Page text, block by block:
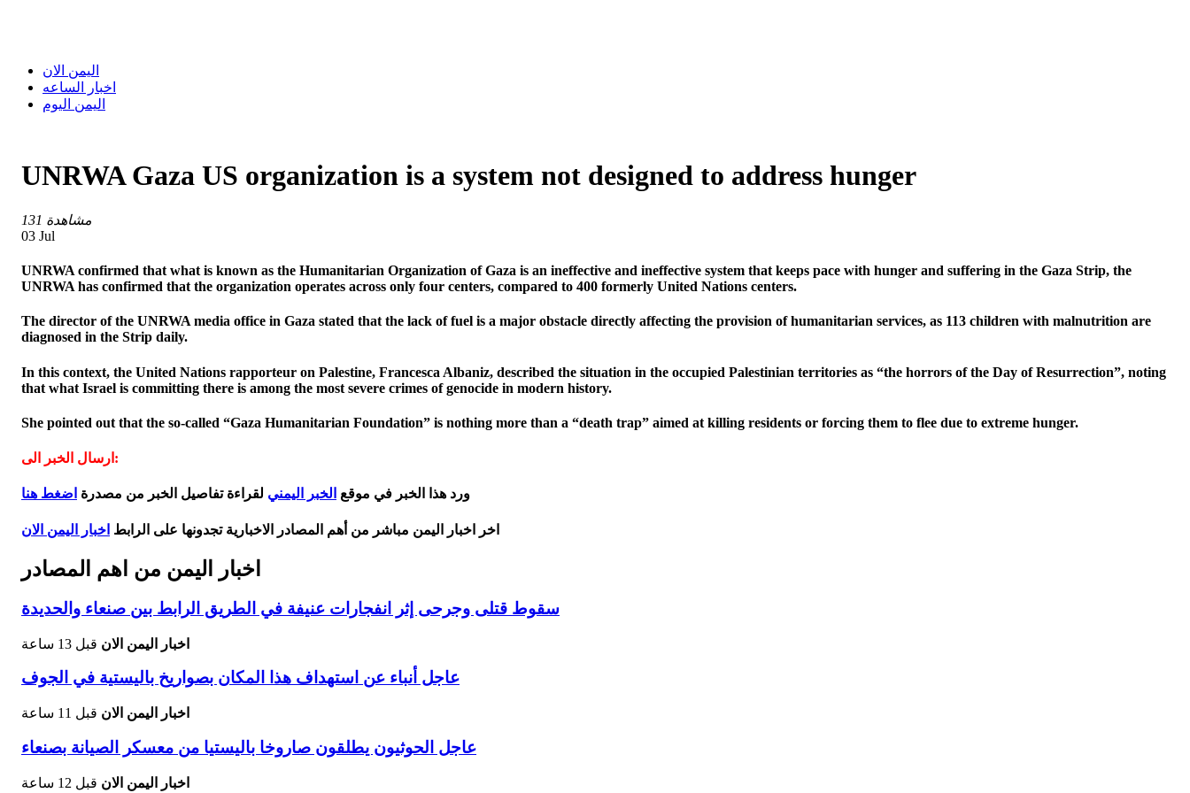
اليمن الان
اخبار الساعه
اليمن اليوم
UNRWA Gaza US organization is a system not designed to address hunger
131 مشاهدة
03 Jul
UNRWA confirmed that what is known as the Humanitarian Organization of Gaza is an ineffective and ineffective system that keeps pace with hunger and suffering in the Gaza Strip, the
UNRWA has confirmed that the organization operates across only four centers, compared to 400 formerly United Nations centers.
The director of the UNRWA media office in Gaza stated that the lack of fuel is a major obstacle directly affecting the provision of humanitarian services, as 113 children with malnutrition are
diagnosed in the Strip daily.
In this context, the United Nations rapporteur on Palestine, Francesca Albaniz, described the situation in the occupied Palestinian territories as “the horrors of the Day of Resurrection”, noting
that what Israel is committing there is among the most severe crimes of genocide in modern history.
She pointed out that the so-called “Gaza Humanitarian Foundation” is nothing more than a “death trap” aimed at killing residents or forcing them to flee due to extreme hunger.
ارسال الخبر الى:
ورد هذا الخبر في موقع الخبر اليمني لقراءة تفاصيل الخبر من مصدرة اضغط هنا
اخر اخبار اليمن مباشر من أهم المصادر الاخبارية تجدونها على الرابط اخبار اليمن الان
اخبار اليمن من اهم المصادر
سقوط قتلى وجرحى إثر انفجارات عنيفة في الطريق الرابط بين صنعاء والحديدة
اخبار اليمن الان قبل 13 ساعة
عاجل أنباء عن استهداف هذا المكان بصواريخ باليستية في الجوف
اخبار اليمن الان قبل 11 ساعة
عاجل الحوثيون يطلقون صاروخا باليستيا من معسكر الصيانة بصنعاء
اخبار اليمن الان قبل 12 ساعة